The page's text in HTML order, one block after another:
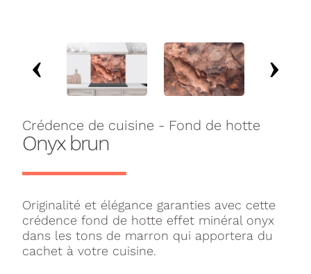
Crédence de cuisine - Fond de hotte
Onyx brun
Originalité et élégance garanties avec cette
crédence fond de hotte effet minéral onyx
dans les tons de marron qui apportera du
cachet à votre cuisine.